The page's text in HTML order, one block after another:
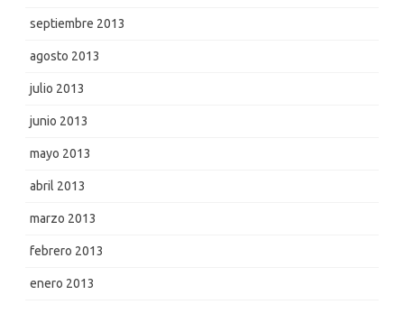
septiembre 2013
agosto 2013
julio 2013
junio 2013
mayo 2013
abril 2013
marzo 2013
febrero 2013
enero 2013